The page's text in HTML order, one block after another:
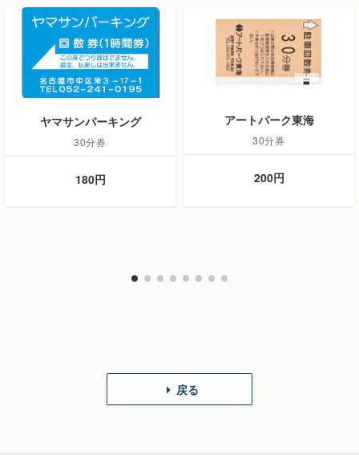
ヤマサンパーキング
30分券
180円
アートパーク東海
30分券
200円
戻る